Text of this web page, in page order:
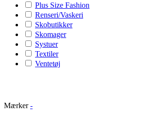
Plus Size Fashion
Renseri/Vaskeri
Skobutikker
Skomager
Systuer
Textiler
Ventetøj
Mærker -